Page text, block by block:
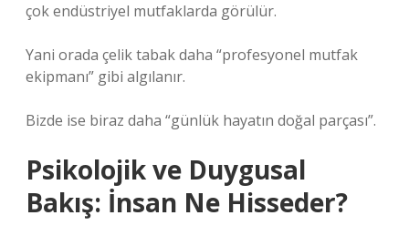
çok endüstriyel mutfaklarda görülür.
Yani orada çelik tabak daha “profesyonel mutfak
ekipmanı” gibi algılanır.
Bizde ise biraz daha “günlük hayatın doğal parçası”.
Psikolojik ve Duygusal
Bakış: İnsan Ne Hisseder?